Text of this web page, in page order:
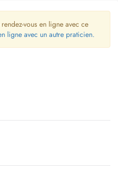
vous en ligne avec ce
ligne avec un autre praticien.